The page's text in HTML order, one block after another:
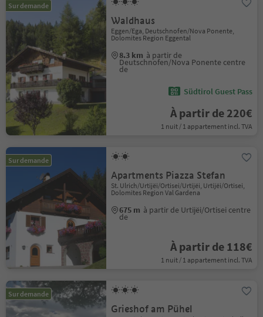
Sur demande
Waldhaus
Eggen/Ega, Deutschnofen/Nova Ponente,
Dolomites Region Eggental
8.3 km à partir de
Deutschnofen/Nova Ponente centre
de
Südtirol Guest Pass
À partir de 220€
1 nuit / 1 appartement incl. TVA
Sur demande
Apartments Piazza Stefan
St. Ulrich/Urtijëi/Ortisei/Urtijëi, Urtijëi/Ortisei,
Dolomites Region Val Gardena
675 m à partir de Urtijëi/Ortisei centre
de
À partir de 118€
1 nuit / 1 appartement incl. TVA
Sur demande
Grieshof am Pühel